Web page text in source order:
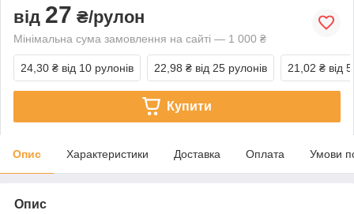
від 27 ₴/рулон
Мінімальна сума замовлення на сайті — 1 000 ₴
24,30 ₴ від 10 рулонів 22,98 ₴ від 25 рулонів 21,02 ₴ від
Купити
Опис Характеристики Доставка Оплата Умови
Опис